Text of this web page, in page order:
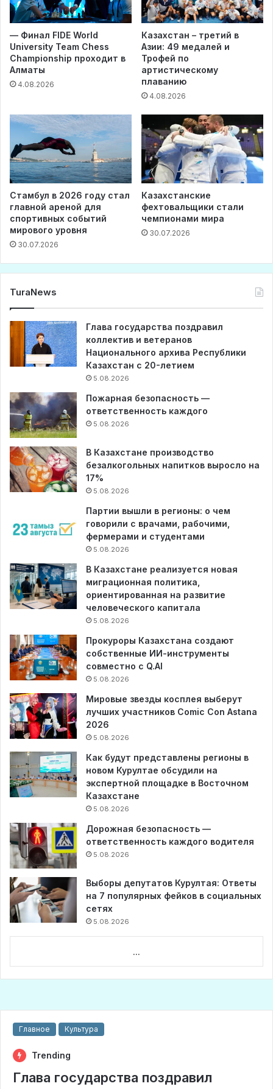
— Финал FIDE World
University Team Chess
Championship проходит в
Алматы
4.08.2026
Казахстан – третий в
Азии: 49 медалей и
Трофей по
артистическому
плаванию
4.08.2026
Стамбул в 2026 году стал
главной ареной для
спортивных событий
мирового уровня
30.07.2026
Казахстанские
фехтовальщики стали
чемпионами мира
30.07.2026
TuraNews
Глава государства поздравил
коллектив и ветеранов
Национального архива Республики
Казахстан с 20-летием
5.08.2026
Пожарная безопасность —
ответственность каждого
5.08.2026
В Казахстане производство
безалкогольных напитков выросло на
17%
5.08.2026
Партии вышли в регионы: о чем
говорили с врачами, рабочими,
фермерами и студентами
5.08.2026
В Казахстане реализуется новая
миграционная политика,
ориентированная на развитие
человеческого капитала
5.08.2026
Прокуроры Казахстана создают
собственные ИИ-инструменты
совместно с Q.AI
5.08.2026
Мировые звезды косплея выберут
лучших участников Comic Con Astana
2026
5.08.2026
Как будут представлены регионы в
новом Курултае обсудили на
экспертной площадке в Восточном
Казахстане
5.08.2026
Дорожная безопасность —
ответственность каждого водителя
5.08.2026
Выборы депутатов Курултая: Ответы
на 7 популярных фейков в социальных
сетях
5.08.2026
...